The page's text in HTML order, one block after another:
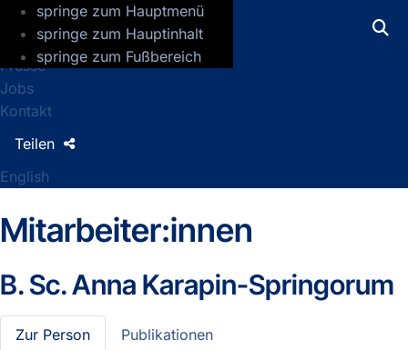
springe zum Hauptmenü
springe zum Hauptinhalt
springe zum Fußbereich
GFZ Helmholtz-Zentrum für
Presse
Jobs
Kontakt
English
Teilen
Mitarbeiter:innen
B. Sc.Anna Karapin-Springorum
Zur Person Publikationen